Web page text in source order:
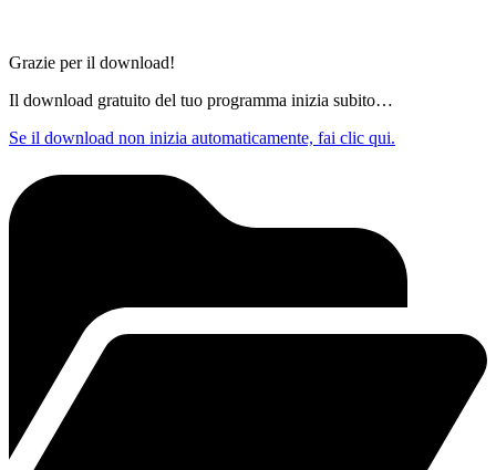
Grazie per il download!
Il download gratuito del tuo programma inizia subito…
Se il download non inizia automaticamente, fai clic qui.